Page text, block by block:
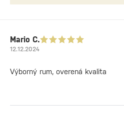
Mario C.
12.12.2024
Výborný rum, overená kvalita